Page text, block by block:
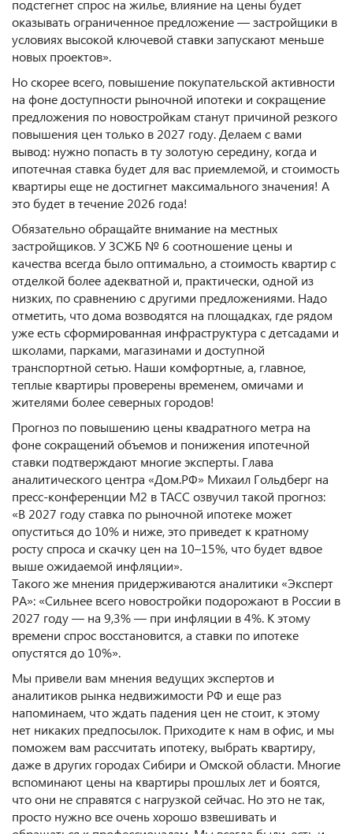
подстегнет спрос на жилье, влияние на цены будет
оказывать ограниченное предложение — застройщики в
условиях высокой ключевой ставки запускают меньше
новых проектов».
Но скорее всего, повышение покупательской активности
на фоне доступности рыночной ипотеки и сокращение
предложения по новостройкам станут причиной резкого
повышения цен только в 2027 году. Делаем с вами
вывод: нужно попасть в ту золотую середину, когда и
ипотечная ставка будет для вас приемлемой, и стоимость
квартиры еще не достигнет максимального значения! А
это будет в течение 2026 года!
Обязательно обращайте внимание на местных
застройщиков. У ЗСЖБ № 6 соотношение цены и
качества всегда было оптимально, а стоимость квартир с
отделкой более адекватной и, практически, одной из
низких, по сравнению с другими предложениями. Надо
отметить, что дома возводятся на площадках, где рядом
уже есть сформированная инфраструктура с детсадами и
школами, парками, магазинами и доступной
транспортной сетью. Наши комфортные, а, главное,
теплые квартиры проверены временем, омичами и
жителями более северных городов!
Прогноз по повышению цены квадратного метра на
фоне сокращений объемов и понижения ипотечной
ставки подтверждают многие эксперты. Глава
аналитического центра «Дом.РФ» Михаил Гольдберг на
пресс-конференции М2 в ТАСС озвучил такой прогноз:
«В 2027 году ставка по рыночной ипотеке может
опуститься до 10% и ниже, это приведет к кратному
росту спроса и скачку цен на 10–15%, что будет вдвое
выше ожидаемой инфляции».
Такого же мнения придерживаются аналитики «Эксперт
РА»: «Сильнее всего новостройки подорожают в России в
2027 году — на 9,3% — при инфляции в 4%. К этому
времени спрос восстановится, а ставки по ипотеке
опустятся до 10%».
Мы привели вам мнения ведущих экспертов и
аналитиков рынка недвижимости РФ и еще раз
напоминаем, что ждать падения цен не стоит, к этому
нет никаких предпосылок. Приходите к нам в офис, и мы
поможем вам рассчитать ипотеку, выбрать квартиру,
даже в других городах Сибири и Омской области. Многие
вспоминают цены на квартиры прошлых лет и боятся,
что они не справятся с нагрузкой сейчас. Но это не так,
просто нужно все очень хорошо взвешивать и